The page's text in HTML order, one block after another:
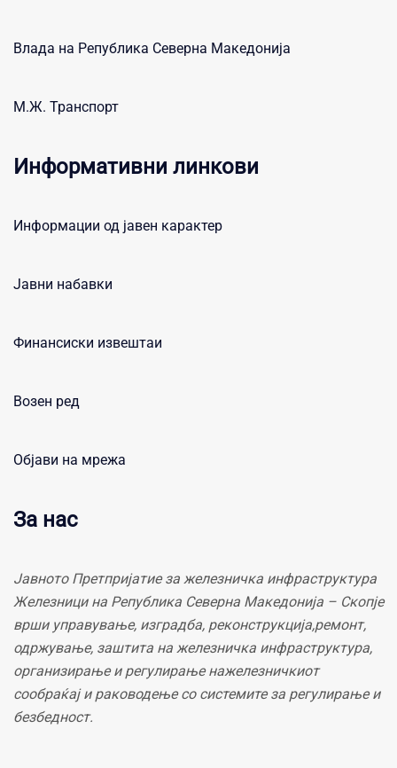
Влада на Република Северна Македонија
М.Ж. Транспорт
Информативни линкови
Информации од јавен карактер
Јавни набавки
Финансиски извештаи
Возен ред
Објави на мрежа
За нас
Јавното Претпријатие за железничка инфраструктура
Железници на Република Северна Македонија – Скопје
врши управување, изградба, реконструкција,ремонт,
одржување, заштита на железничка инфраструктура,
организирање и регулирање нажелезничкиот
сообраќај и раководење со системите за регулирање и
безбедност.